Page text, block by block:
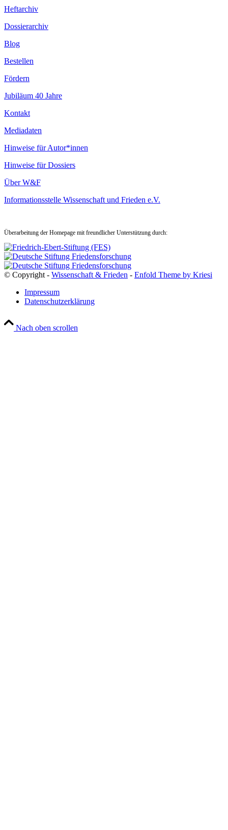
Heftarchiv
Dossierarchiv
Blog
Bestellen
Fördern
Jubiläum 40 Jahre
Kontakt
Mediadaten
Hinweise für Autor*innen
Hinweise für Dossiers
Über W&F
Informationsstelle Wissenschaft und Frieden e.V.
Überarbeitung der Homepage mit freundlicher Unterstützung durch:
© Copyright - Wissenschaft & Frieden - Enfold Theme by Kriesi
Impressum
Datenschutzerklärung
Nach oben scrollen